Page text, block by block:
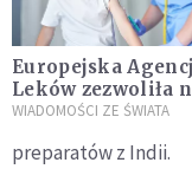
Europejska
Leków zezwoliła
szczepienie dzieci
Pfizer
WIADOMOŚCI ZE ŚWIATA
preparatów z Indii.